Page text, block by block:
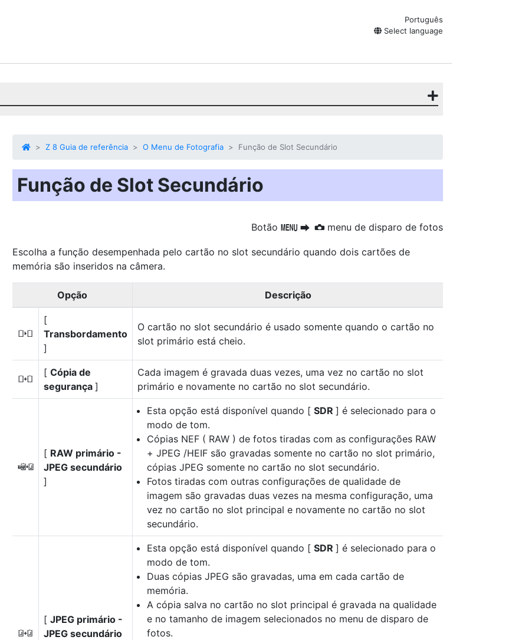
Português
Select language
Z 8 Guia de referência O Menu de Fotografia Função de Slot Secundário
Função de Slot Secundário
Botão G U C menu de disparo de fotos
Escolha a função desempenhada pelo cartão no slot secundário quando dois cartões de
memória são inseridos na câmera.
Opção Descrição
P
[
Transbordamento
]
O cartão no slot secundário é usado somente quando o cartão no
slot primário está cheio.
Q
[ Cópia de
segurança ]
Cada imagem é gravada duas vezes, uma vez no cartão no slot
primário e novamente no cartão no slot secundário.
R
[ RAW primário -
JPEG secundário
]
Esta opção está disponível quando [ SDR ] é selecionado para o
modo de tom.
Cópias NEF ( RAW ) de fotos tiradas com as configurações RAW
+ JPEG /HEIF são gravadas somente no cartão no slot primário,
cópias JPEG somente no cartão no slot secundário.
Fotos tiradas com outras configurações de qualidade de
imagem são gravadas duas vezes na mesma configuração, uma
vez no cartão no slot principal e novamente no cartão no slot
secundário.
O
[ JPEG primário -
JPEG secundário
Esta opção está disponível quando [ SDR ] é selecionado para o
modo de tom.
Duas cópias JPEG são gravadas, uma em cada cartão de
memória.
A cópia salva no cartão no slot principal é gravada na qualidade
e no tamanho de imagem selecionados no menu de disparo de
fotos.